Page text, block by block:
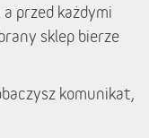
a przed każdymi
sklep bierze
komunikat,